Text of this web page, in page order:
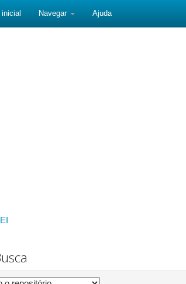
Navegar Ajuda